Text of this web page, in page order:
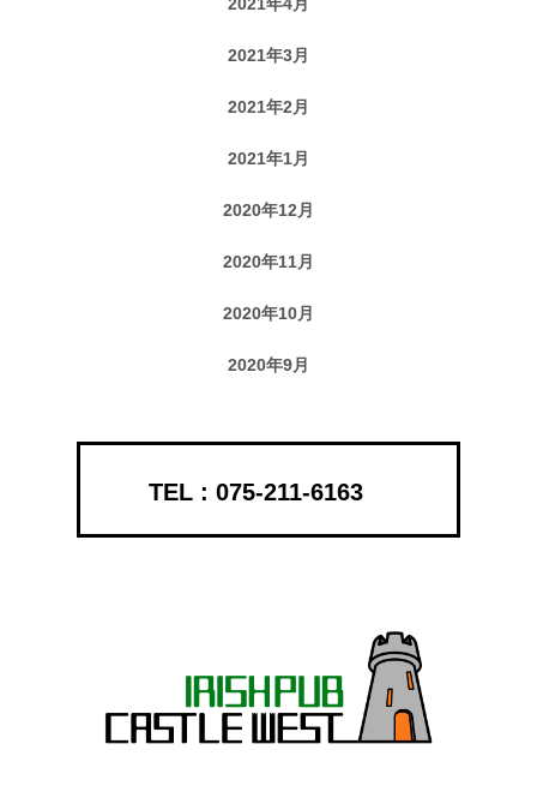
2021年3月
2021年2月
2021年1月
2020年12月
2020年11月
2020年10月
2020年9月
075-211-6163